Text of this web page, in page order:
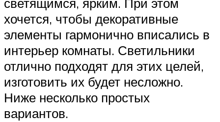
хочется, чтобы декоративные
элементы гармонично вписались в
интерьер комнаты. Светильники
отлично подходят для этих целей,
изготовить их будет несложно.
Ниже несколько простых
вариантов.